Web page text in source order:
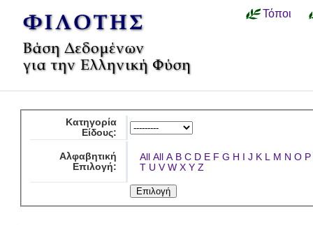
Τόποι
Κατηγορία
Είδους:
Αλφαβητική
Επιλογή:
All All A B C D E F G H I J K L M N O P
T U V W X Y Z